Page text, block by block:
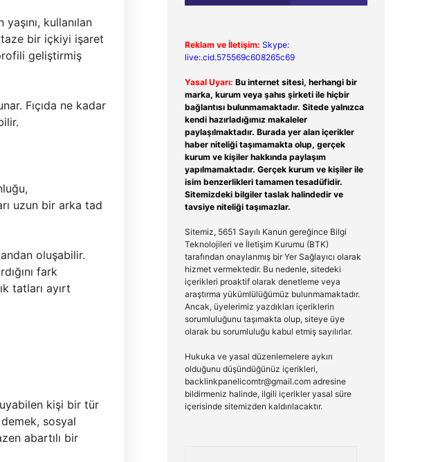
kullanılan
taze bir içkiyi işaret
geliştirmiş
Fıçıda ne kadar
uzun bir arka tad
oluşabilir.
fark
tatları ayırt
kişi bir tür
demek, sosyal
abartılı bir
Reklam ve İletişim: Skype:
live:.cid.575569c608265c69
Yasal Uyarı: Bu internet sitesi, herhangi bir
marka, kurum veya şahıs şirketi ile hiçbir
bağlantısı bulunmamaktadır. Sitede yalnızca
kendi hazırladığımız makaleler
paylaşılmaktadır. Burada yer alan içerikler
haber niteliği taşımamakta olup, gerçek
kurum ve kişiler hakkında paylaşım
yapılmamaktadır. Gerçek kurum ve kişiler ile
isim benzerlikleri tamamen tesadüfidir.
Sitemizdeki bilgiler taslak halindedir ve
tavsiye niteliği taşımazlar.
Sitemiz, 5651 Sayılı Kanun gereğince Bilgi
Teknolojileri ve İletişim Kurumu (BTK)
tarafından onaylanmış bir Yer Sağlayıcı olarak
hizmet vermektedir. Bu nedenle, sitedeki
içerikleri proaktif olarak denetleme veya
araştırma yükümlülüğümüz bulunmamaktadır.
Ancak, üyelerimiz yazdıkları içeriklerin
sorumluluğunu taşımakta olup, siteye üye
olarak bu sorumluluğu kabul etmiş sayılırlar.
Hukuka ve yasal düzenlemelere aykırı
olduğunu düşündüğünüz içerikleri,
backlinkpanelicomtr@gmail.comadresine
bildirmeniz halinde, ilgili içerikler yasal süre
içerisinde sitemizden kaldırılacaktır.